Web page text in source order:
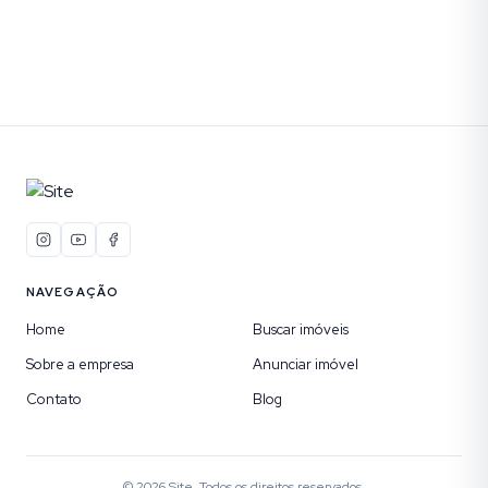
NAVEGAÇÃO
Home
Buscar imóveis
Sobre a empresa
Anunciar imóvel
Contato
Blog